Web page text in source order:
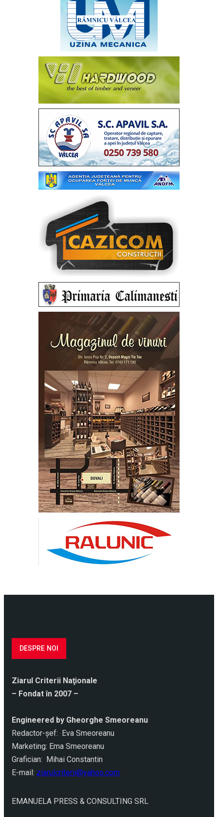
DESPRE NOI
Ziarul Criterii Naţionale
– Fondat în 2007 –
Engineered by Gheorghe Smeoreanu
Redactor-şef: Eva Smeoreanu
Marketing: Ema Smeoreanu
Grafician: Mihai Constantin
E-mail: ziarulcriterii@yahoo.com
EMANUELA PRESS & CONSULTING SRL